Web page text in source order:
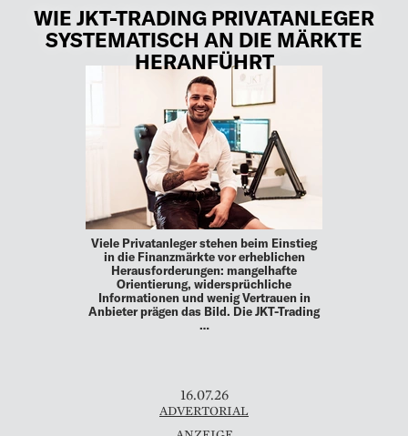
WIE JKT-TRADING PRIVATANLEGER
SYSTEMATISCH AN DIE MÄRKTE
HERANFÜHRT
Viele Privatanleger stehen beim Einstieg
in die Finanzmärkte vor erheblichen
Herausforderungen: mangelhafte
Orientierung, widersprüchliche
Informationen und wenig Vertrauen in
Anbieter prägen das Bild. Die JKT-Trading
…
16.07.26
ADVERTORIAL